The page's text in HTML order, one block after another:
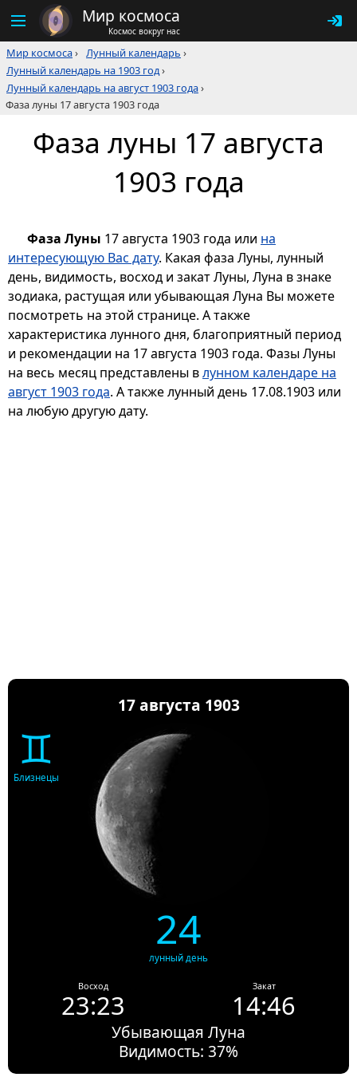
Мир космоса
Космос вокруг нас
Мир космоса› Лунный календарь ›
Лунный календарь на 1903 год›
Лунный календарь на август 1903 года›
Фаза луны 17 августа 1903 года
Фаза луны 17 августа
1903 года
Фаза Луны 17 августа 1903 года или на
интересующую Вас дату. Какая фаза Луны, лунный
день, видимость, восход и закат Луны, Луна в знаке
зодиака, растущая или убывающая Луна Вы можете
посмотреть на этой странице. А также
характеристика лунного дня, благоприятный период
и рекомендации на 17 августа 1903 года. Фазы Луны
на весь месяц представлены влунном календаре на
август 1903 года. А также лунный день 17.08.1903 или
на любую другую дату.
17 августа 1903
♊
Близнецы
24
лунный день
Восход
23:23
Закат
14:46
Убывающая Луна
Видимость: 37%